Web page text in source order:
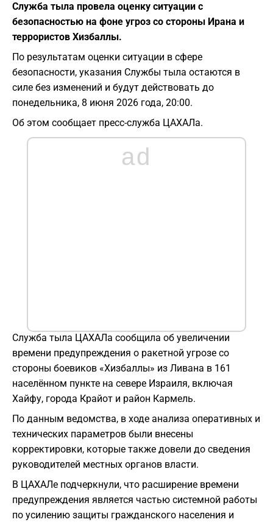
Служба тыла провела оценку ситуации с
безопасностью на фоне угроз со стороны Ирана и
террористов Хизбаллы.
По результатам оценки ситуации в сфере
безопасности, указания Службы тыла остаются в
силе без изменений и будут действовать до
понедельника, 8 июня 2026 года, 20:00.
Об этом сообщает пресс-служба ЦАХАЛа.
ad
Служба тыла ЦАХАЛа сообщила об увеличении
времени предупреждения о ракетной угрозе со
стороны боевиков «Хизбаллы» из Ливана в 161
населённом пункте на севере Израиля, включая
Хайфу, города Крайот и район Кармель.
По данным ведомства, в ходе анализа оперативных и
технических параметров были внесены
корректировки, которые также довели до сведения
руководителей местных органов власти.
В ЦАХАЛе подчеркнули, что расширение времени
предупреждения является частью системной работы
по усилению защиты гражданского населения и